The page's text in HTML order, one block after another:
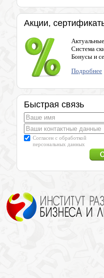
Акции,
Система
Бонусы и
Подробнее
Быстрая связь